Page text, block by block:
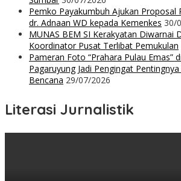
Pemko Payakumbuh Ajukan Proposal
dr. Adnaan WD kepada Kemenkes 30/
MUNAS BEM SI Kerakyatan Diwarnai
Koordinator Pusat Terlibat Pemukulan
Pameran Foto “Prahara Pulau Emas”
Pagaruyung Jadi Pengingat
Bencana 29/07/2026
Literasi Jurnalistik